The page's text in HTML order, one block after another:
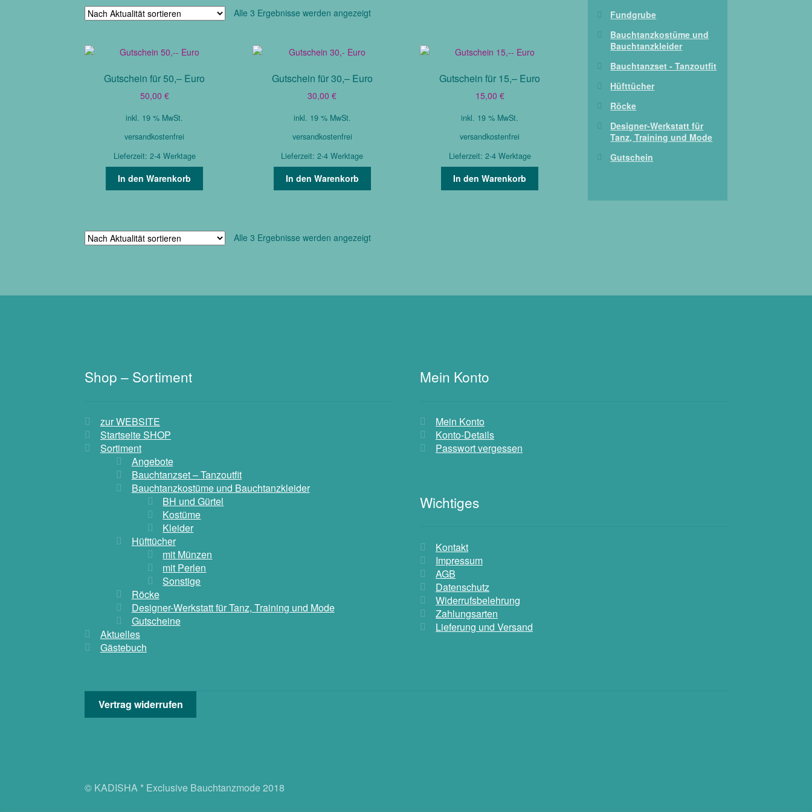
Alle 3 Ergebnisse werden angezeigtNach
Gutschein für 50,– Euro
50,00 €
inkl. 19 % MwSt.
versandkostenfrei
Lieferzeit: 2-4 Werktage
In den Warenkorb
Gutschein für 30,– Euro
30,00€
inkl. 19 % MwSt.
versandkostenfrei
Lieferzeit:2-4 Werktage
In den Warenkorb
Gutschein für 15,– Euro
15,00 €
inkl. 19 % MwSt.
versandkostenfrei
Lieferzeit: 2-4 Werktage
In den Warenkorb
Alle 3 Ergebnisse werden angezeigtNach
Fundgrube
Bauchtanzkostüme und
Bauchtanzkleider
Bauchtanzset - Tanzoutfit
Hüfttücher
Röcke
Designer-Werkstatt für
Tanz, Training und Mode
Gutschein
Shop – Sortiment
zur WEBSITE
Startseite SHOP
Sortiment
Angebote
Bauchtanzset – Tanzoutfit
Bauchtanzkostüme und Bauchtanzkleider
BH und Gürtel
Kostüme
Kleider
Hüfttücher
mit Münzen
mit Perlen
Sonstige
Röcke
Designer-Werkstatt für Tanz, Training und Mode
Gutscheine
Aktuelles
Gästebuch
Mein Konto
Mein Konto
Konto-Details
Passwort vergessen
Wichtiges
Kontakt
Impressum
AGB
Datenschutz
Widerrufsbelehrung
Zahlungsarten
Lieferung und Versand
Vertrag widerrufen
© KADISHA * Exclusive Bauchtanzmode 2018